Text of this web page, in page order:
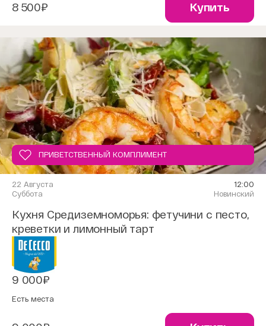
8 500₽ Купить
ПРИВЕТСТВЕННЫЙ КОМПЛИМЕНТ
22 Августа
Суббота
12:00
Новинский
Кухня Средиземноморья: фетучини с песто,
креветки и лимонный тарт
9 000₽
Есть места